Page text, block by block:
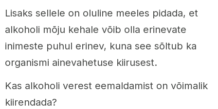
Lisaks sellele on oluline meeles pidada, et
alkoholi mõju kehale võib olla erinevate
inimeste puhul erinev, kuna see sõltub ka
organismi ainevahetuse kiirusest.
Kas alkoholi verest eemaldamist on võimalik
kiirendada?